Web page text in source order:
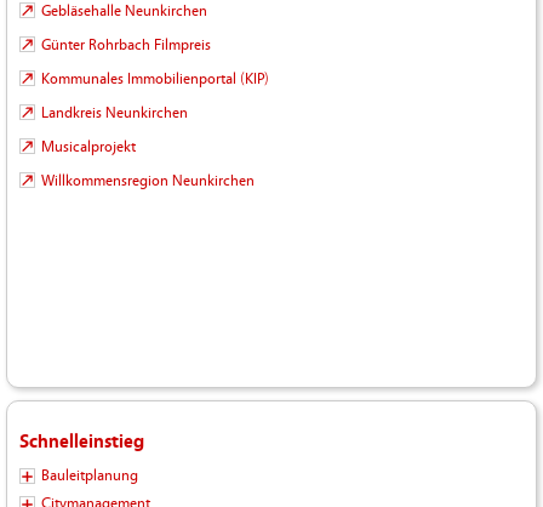
Gebläsehalle Neunkirchen
Günter Rohrbach Filmpreis
Kommunales Immobilienportal (KIP)
Landkreis Neunkirchen
Musicalprojekt
Willkommensregion Neunkirchen
Schnelleinstieg
Bauleitplanung
Citymanagement